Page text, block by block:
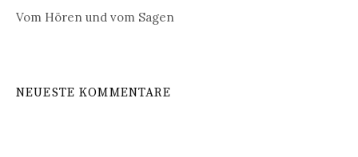
Vom Hören und vom Sagen
NEUESTE KOMMENTARE